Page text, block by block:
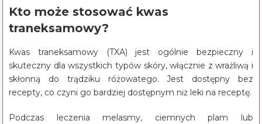
Kto może stosować kwas
traneksamowy?
Kwas traneksamowy (TXA) jest ogólnie bezpieczny i
skuteczny dla wszystkich typów skóry, włącznie z wrażliwą i
skłonną do trądziku różowatego. Jest dostępny bez
recepty, co czyni go bardziej dostępnym niż leki na receptę.
Podczas leczenia melasmy, ciemnych plam lub